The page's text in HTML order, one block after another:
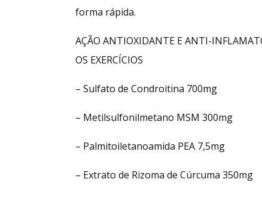
forma rápida.
AÇÃO ANTIOXIDANTE E ANTI-
OS EXERCÍCIOS
– Sulfato de Condroitina 700mg
– Metilsulfonilmetano MSM 300mg
– Palmitoiletanoamida PEA 7,5mg
– Extrato de Rizoma de Cúrcuma 350mg